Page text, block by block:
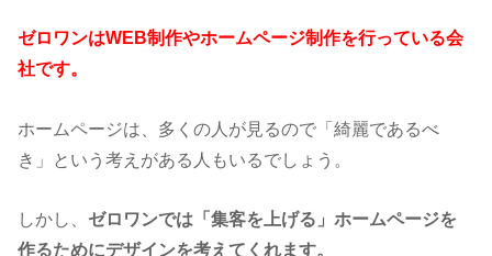
ゼロワンはWEB制作やホームページ制作を行っている会
社です。
ホームページは、多くの人が見るので「綺麗であるべ
き」という考えがある人もいるでしょう。
しかし、 ゼロワンでは「集客を上げる」ホームページを
作るためにデザインを考えてくれます。